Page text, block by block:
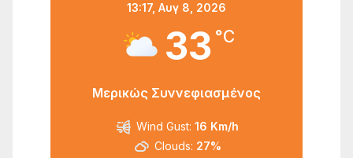
13:17, Αυγ 8, 2026
33 °C
Μερικώς Συννεφιασμένος
Wind Gust: 16 Km/h
Clouds: 27%